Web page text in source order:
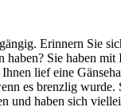
Erinnern Sie
haben? Sie haben
lief eine
es brenzlig wurde.
und haben sich